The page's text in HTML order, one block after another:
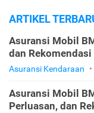
ARTIKEL
Asuransi Mobil
dan
Asuransi Kendaraan •
Asuransi Mobil
Perluasan, dan